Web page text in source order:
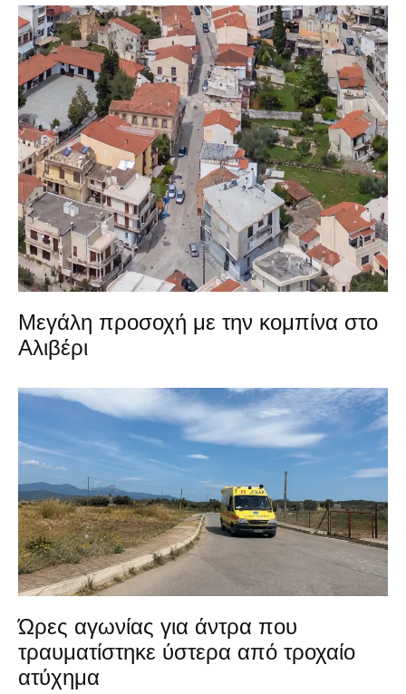
Μεγάλη προσοχή με την κομπίνα στο
Αλιβέρι
Ώρες αγωνίας για άντρα που
τραυματίστηκε ύστερα από τροχαίο
ατύχημα